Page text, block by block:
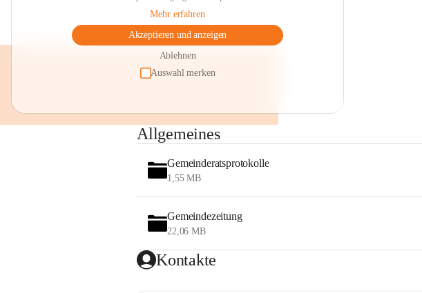
Mehr erfahren
Akzeptieren und anzeigen
Ablehnen
Auswahl merken
Allgemeines
Gemeinderatsprotokolle
1,55 MB
Gemeindezeitung
22,06 MB
Kontakte